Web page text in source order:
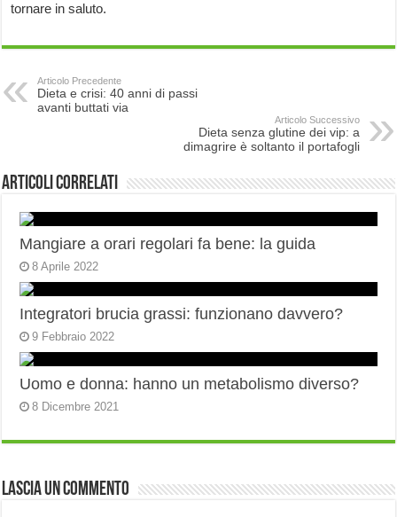
tornare in saluto.
Articolo Precedente
Dieta e crisi: 40 anni di passi
avanti buttati via
Articolo Successivo
Dieta senza glutine dei vip: a
dimagrire è soltanto il portafogli
Articoli correlati
Mangiare a orari regolari fa bene: la guida
8 Aprile 2022
Integratori brucia grassi: funzionano davvero?
9 Febbraio 2022
Uomo e donna: hanno un metabolismo diverso?
8 Dicembre 2021
Lascia un commento